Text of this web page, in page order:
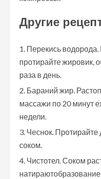
Другие
Перекись водорода.
протирайте жировик,
раза в день.
Бараний жир.
массажи по 20 минут
недели.
Чеснок.
соком.
Чистотел. Соком